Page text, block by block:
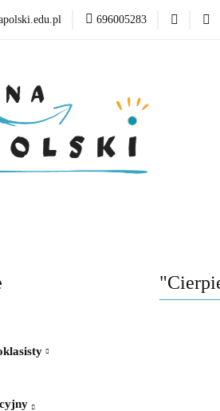
696005283
Matura Egzamin